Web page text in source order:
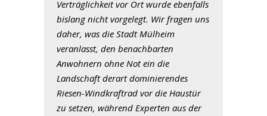
Verträglichkeit vor Ort wurde ebenfalls
bislang nicht vorgelegt. Wir fragen uns
daher, was die Stadt Mülheim
veranlasst, den benachbarten
Anwohnern ohne Not ein die
Landschaft derart dominierendes
Riesen-Windkraftrad vor die Haustür
zu setzen, während Experten aus der